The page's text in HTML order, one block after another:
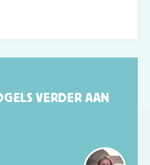
VERDER AAN